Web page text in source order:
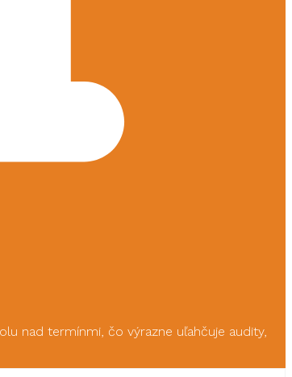
nad termínmi, čo výrazne uľahčuje audity,